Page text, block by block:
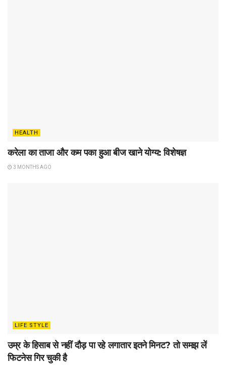
HEALTH
करेला का ताजा और कम पका हुआ बीज खाने योग्य: विशेषज्ञ
3 MONTHS AGO
LIFE STYLE
उम्र के हिसाब से नहीं दौड़ पा रहे लगातार इतने मिनट? तो समझ लें
फिटनेस गिर चुकी है